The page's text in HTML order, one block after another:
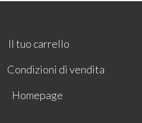
Il tuo carrello
Condizioni di vendita
Homepage